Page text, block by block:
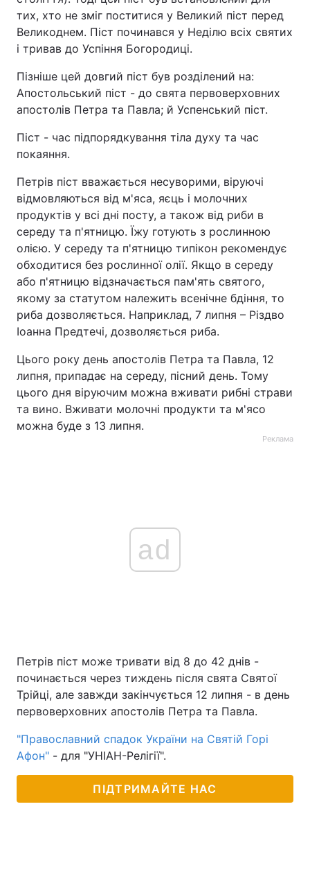
тих, хто не зміг поститися у Великий піст перед
Великоднем. Піст починався у Неділю всіх святих
і тривав до Успіння Богородиці.
Пізніше цей довгий піст був розділений на:
Апостольський піст - до свята первоверховних
апостолів Петра та Павла; й Успенський піст.
Піст - час підпорядкування тіла духу та час
покаяння.
Петрів піст вважається несуворими, віруючі
відмовляються від м'яса, яєць і молочних
продуктів у всі дні посту, а також від риби в
середу та п'ятницю. Їжу готують з рослинною
олією. У середу та п'ятницю типікон рекомендує
обходитися без рослинної олії. Якщо в середу
або п'ятницю відзначається пам'ять святого,
якому за статутом належить всенічне бдіння, то
риба дозволяється. Наприклад, 7 липня – Різдво
Іоанна Предтечі, дозволяється риба.
Цього року день апостолів Петра та Павла, 12
липня, припадає на середу, пісний день. Тому
цього дня віруючим можна вживати рибні страви
та вино. Вживати молочні продукти та м'ясо
можна буде з 13 липня.
Реклама
ad
Петрів піст може тривати від 8 до 42 днів -
починається через тиждень після свята Святої
Трійці, але завжди закінчується 12 липня - в день
первоверховних апостолів Петра та Павла.
"Православний спадок України на Святій Горі
Афон" - для "УНІАН-Релігії".
ПІДТРИМАЙТЕ НАС